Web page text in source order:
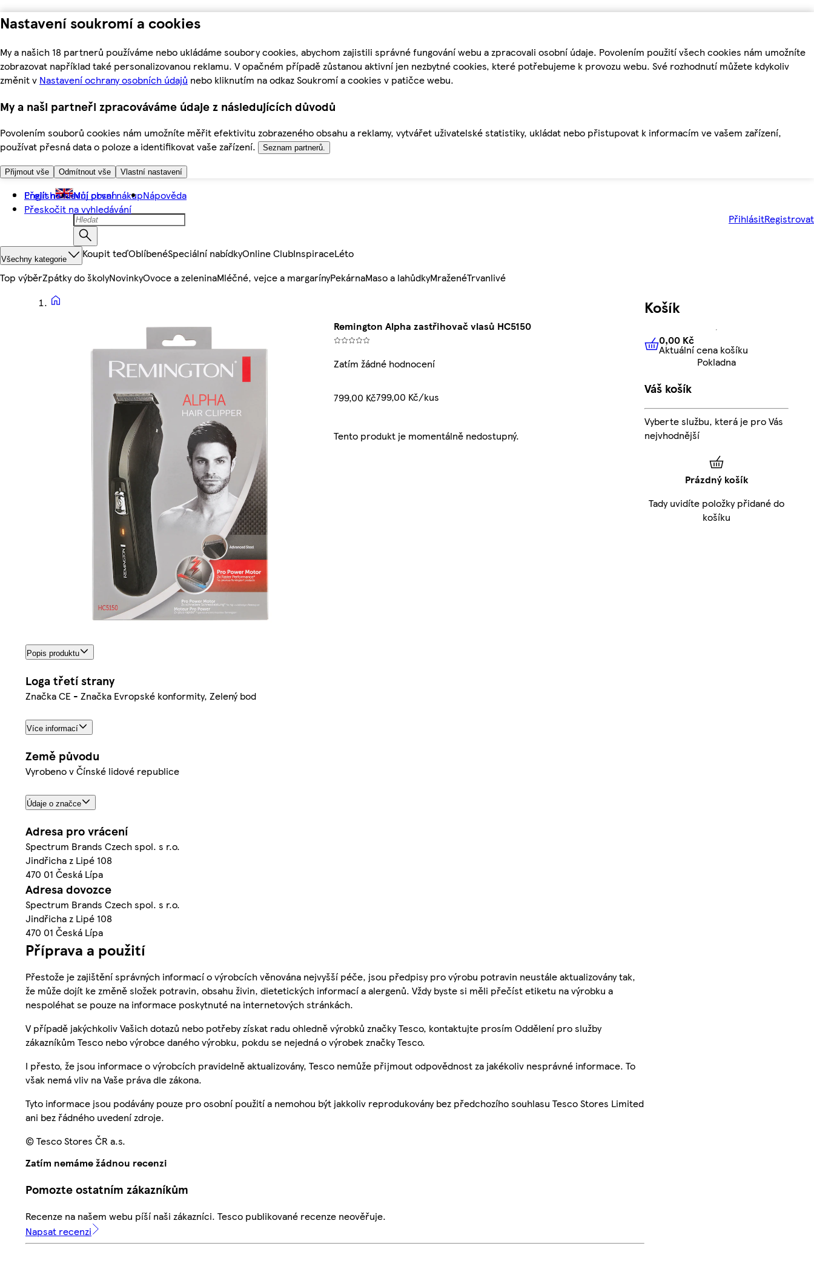
Nastavení soukromí a cookies
My a našich 18 partnerů používáme nebo ukládáme soubory cookies, abychom zajistili správné fungování webu a zpracovali osobní údaje. Povolením použití všech cookies nám umožníte
zobrazovat například také personalizovanou reklamu. V opačném případě zůstanou aktivní jen nezbytné cookies, které potřebujeme k provozu webu. Své rozhodnutí můžete kdykoliv
změnit v Nastavení ochrany osobních údajů nebo kliknutím na odkaz Soukromí a cookies v patičce webu.
My a naši partneři zpracováváme údaje z následujících důvodů
Povolením souborů cookies nám umožníte měřit efektivitu zobrazeného obsahu a reklamy, vytvářet uživatelské statistiky, ukládat nebo přistupovat k informacím ve vašem zařízení,
používat přesná data o poloze a identifikovat vaše zařízení.
Seznam partnerů.
Přijmout vše Odmítnout vše Vlastní nastavení
Přejít na hlavní obsah
Přeskočit na vyhledávání
English Můj první nákupNápověda
PřihlásitRegistrovat
Všechny kategorie Koupit teďOblíbenéSpeciální nabídkyOnline ClubInspiraceLéto
Top výběrZpátky do školyNovinkyOvoce a zeleninaMléčné, vejce a margarínyPekárnaMaso a lahůdkyMraženéTrvanlivé
Remington Alpha zastřihovač vlasů HC5150
Zatím žádné hodnocení
799,00 Kč799,00 Kč/kus
Tento produkt je momentálně nedostupný.
Popis produktu
Loga třetí strany
Značka CE - Značka Evropské konformity, Zelený bod
Více informací
Země původu
Vyrobeno v Čínské lidové republice
Údaje o značce
Adresa pro vrácení
Spectrum Brands Czech spol. s r.o.
Jindřicha z Lipé 108
470 01 Česká Lípa
Adresa dovozce
Spectrum Brands Czech spol. s r.o.
Jindřicha z Lipé 108
470 01 Česká Lípa
Příprava a použití
Přestože je zajištění správných informací o výrobcích věnována nejvyšší péče, jsou předpisy pro výrobu potravin neustále aktualizovány tak,
že může dojít ke změně složek potravin, obsahu živin, dietetických informací a alergenů. Vždy byste si měli přečíst etiketu na výrobku a
nespoléhat se pouze na informace poskytnuté na internetových stránkách.
V případě jakýchkoliv Vašich dotazů nebo potřeby získat radu ohledně výrobků značky Tesco, kontaktujte prosím Oddělení pro služby
zákazníkům Tesco nebo výrobce daného výrobku, pokdu se nejedná o výrobek značky Tesco.
I přesto, že jsou informace o výrobcích pravidelně aktualizovány, Tesco nemůže přijmout odpovědnost za jakékoliv nesprávné informace. To
však nemá vliv na Vaše práva dle zákona.
Tyto informace jsou podávány pouze pro osobní použití a nemohou být jakkoliv reprodukovány bez předchozího souhlasu Tesco Stores Limited
ani bez řádného uvedení zdroje.
© Tesco Stores ČR a.s.
Zatím nemáme žádnou recenzi
Pomozte ostatním zákazníkům
Recenze na našem webu píší naši zákazníci. Tesco publikované recenze neověřuje.
Napsat recenzi
Košík
0,00 KčAktuální cena košíku
0,00 Kč
Aktuální cena košíku
Pokladna
Váš košík
Vyberte službu, která je pro Vás
nejvhodnější
Prázdný košík
Tady uvidíte položky přidané do
košíku